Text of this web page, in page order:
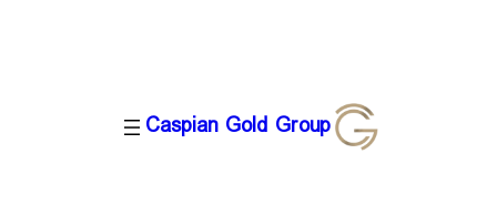
Caspian Gold Group